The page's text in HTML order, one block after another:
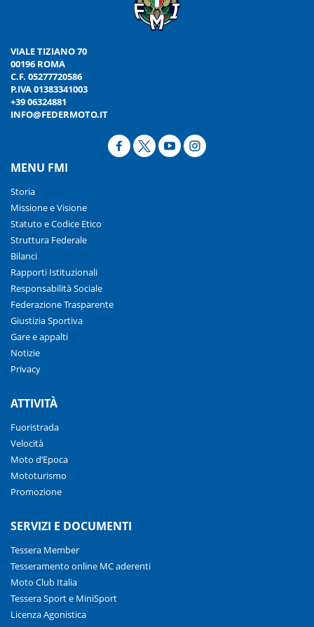
VIALE TIZIANO 70
00196 ROMA
C.F. 05277720586
P.IVA 01383341003
+39 06324881
INFO@FEDERMOTO.IT
MENU FMI
Storia
Missione e Visione
Statuto e Codice Etico
Struttura Federale
Bilanci
Rapporti Istituzionali
Responsabilità Sociale
Federazione Trasparente
Giustizia Sportiva
Gare e appalti
Notizie
Privacy
ATTIVITÀ
Fuoristrada
Velocità
Moto d’Epoca
Mototurismo
Promozione
SERVIZI E DOCUMENTI
Tessera Member
Tesseramento online MC aderenti
Moto Club Italia
Tessera Sport e MiniSport
Licenza Agonistica